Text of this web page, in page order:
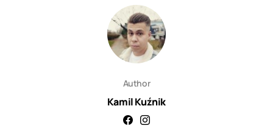
Author
Kamil Kuźnik